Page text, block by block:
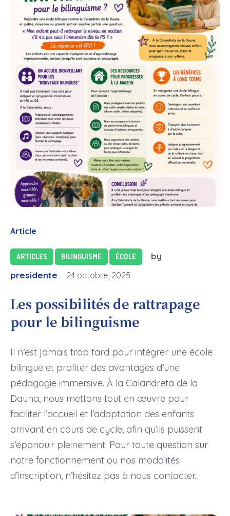
Article
ARTICLES BILINGUISME ÉCOLE
by
presidente
24 octobre, 2025
Les possibilités de rattrapage
pour le bilinguisme
Il n’est jamais trop tard pour intégrer une école
bilingue et profiter des avantages d’une
pédagogie immersive. À la Calandreta de la
Dauna, nous mettons tout en œuvre pour
faciliter l’accueil et l’adaptation des enfants
arrivant en cours de cycle, afin qu’ils puissent
s’épanouir pleinement. Pour toute question sur
notre fonctionnement ou nos modalités
d’inscription, n’hésitez pas à nous contacter.